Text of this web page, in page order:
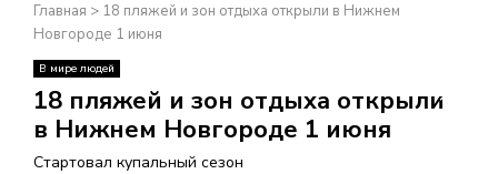
Н
О
В
Главная > 18 пляжей и зон отдыха открыли в Нижнем
Новгороде 1 июня
В мире людей
18 пляжей и зон отдыха открыли
в Нижнем Новгороде 1 июня
Стартовал купальный сезон
×